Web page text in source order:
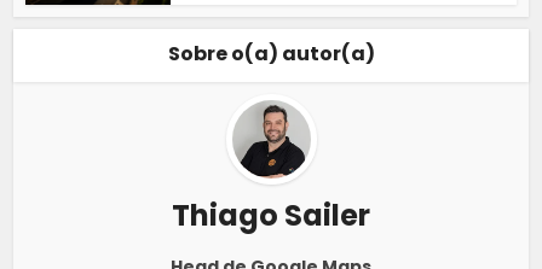
Sobre o(a) autor(a)
Thiago Sailer